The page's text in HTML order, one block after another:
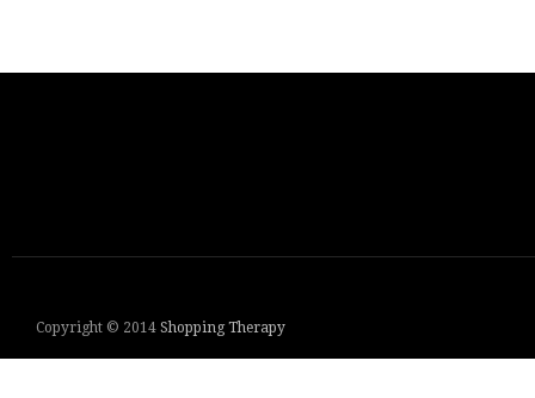
Copyright © 2014 Shopping Therapy